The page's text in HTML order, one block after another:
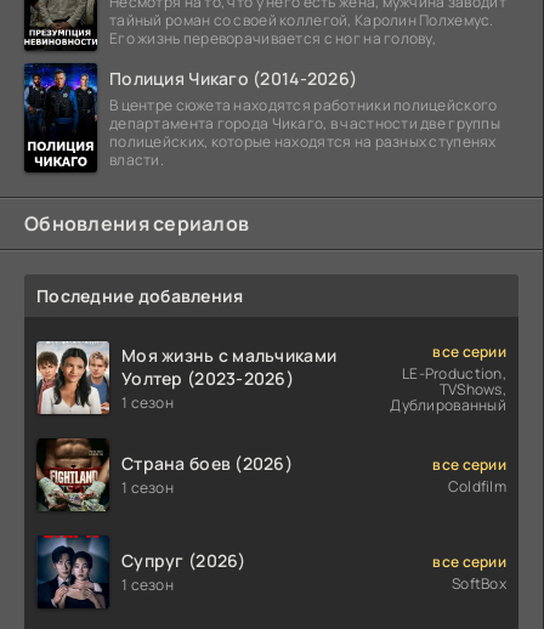
тайный роман со своей коллегой, Каролин Полхемус.
Его жизнь переворачивается с ног на голову,
Полиция Чикаго (2014-2026)
В центре сюжета находятся работники полицейского
департамента города Чикаго, в частности две группы
полицейских, которые находятся на разных ступенях
власти.
Обновления сериалов
Последние добавления
Моя жизнь с мальчиками
Уолтер (2023-2026)
1 сезон
все серии
LE-Production,
TVShows,
Дублированный
Страна боев (2026)
1 сезон
все серии
Coldfilm
Супруг (2026)
1 сезон
все серии
SoftBox